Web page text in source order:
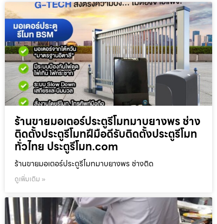
ร้านขายมอเตอร์ประตูรีโมทมาบยางพร ช่าง
ติดตั้งประตูรีโมทฝีมือดีรับติดตั้งประตูรีโมท
ทั่วไทย ประตูรีโมท.com
ร้านขายมอเตอร์ประตูรีโมทมาบยางพร ช่างติด
ดูเพิ่มเติม »